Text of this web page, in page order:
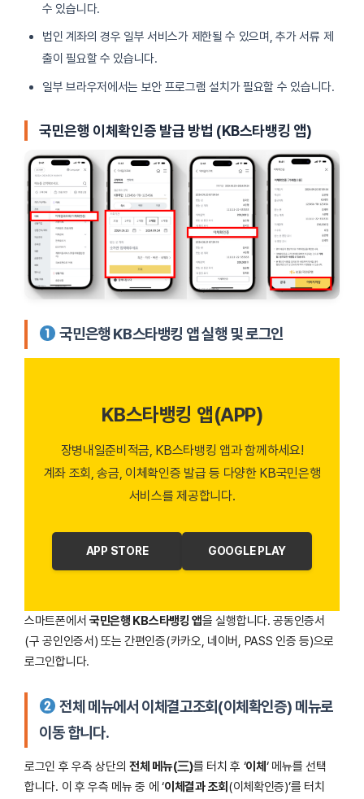
수 있습니다.
법인 계좌의 경우 일부 서비스가 제한될 수 있으며, 추가 서류 제
출이 필요할 수 있습니다.
일부 브라우저에서는 보안 프로그램 설치가 필요할 수 있습니다.
국민은행 이체확인증 발급 방법 (KB스타뱅킹 앱)
국민은행 KB스타뱅킹 앱 실행 및 로그인
KB스타뱅킹 앱(APP)
장병내일준비적금, KB스타뱅킹 앱과 함께하세요!
계좌 조회, 송금, 이체확인증 발급 등 다양한 KB국민은행
서비스를 제공합니다.
APP STORE GOOGLE PLAY
스마트폰에서 국민은행 KB스타뱅킹 앱을 실행합니다. 공동인증서
(구 공인인증서) 또는 간편인증(카카오, 네이버, PASS 인증 등)으로
로그인합니다.
전체 메뉴에서 이체결고조회 (이체확인증) 메뉴로
이동 합니다.
로그인 후 우측 상단의전체 메뉴(三)를 터치 후 ‘이체 ‘ 메뉴를 선택
합니다. 이 후 우측 메뉴 중 에 ‘이체결과 조회 (이체확인증)’를 터치